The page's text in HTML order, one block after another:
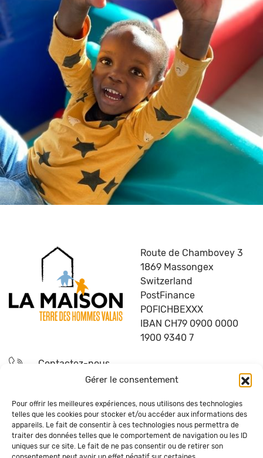
Gérer le consentement
Pour offrir les meilleures expériences, nous utilisons des technologies
telles que les cookies pour stocker et/ou accéder aux informations des
appareils. Le fait de consentir à ces technologies nous permettra de
traiter des données telles que le comportement de navigation ou les ID
uniques sur ce site. Le fait de ne pas consentir ou de retirer son
Route de Chambovey 3
1869 Massongex
Switzerland
PostFinance
POFICHBEXXX
IBAN CH79 0900 0000
1900 9340 7
Contactez-nous
Questions fréquentes
Recevez la newsletter de La Maison